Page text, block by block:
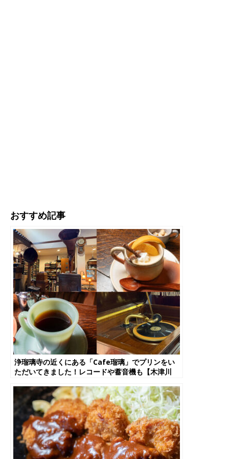
おすすめ記事
浄瑠璃寺の近くにある「Cafe瑠璃」でプリンをい
ただいてきました！レコードや蓄音機も【木津川